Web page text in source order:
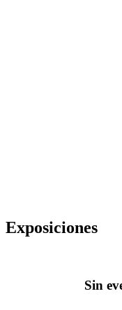
Exposiciones
Sin